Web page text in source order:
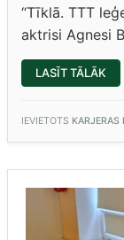
“Tīklā. TTT
aktrisi Agnesi
LASĪT TĀLĀK
AR
IEVIETOTS KARJERAS